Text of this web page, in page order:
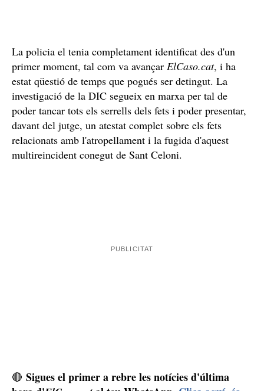
La policia el tenia completament identificat des d'un
primer moment, tal com va avançar ElCaso.cat, i ha
estat qüestió de temps que pogués ser detingut. La
investigació de la DIC segueix en marxa per tal de
poder tancar tots els serrells dels fets i poder presentar,
davant del jutge, un atestat complet sobre els fets
relacionats amb l'atropellament i la fugida d'aquest
multireincident conegut de Sant Celoni.
🔴 Sigues el primer a rebre les notícies d'última